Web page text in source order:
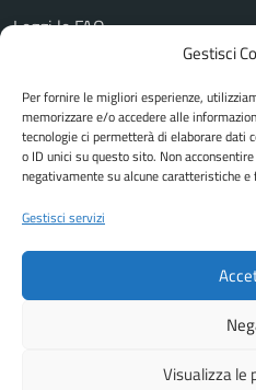
Gestisci
Per fornire le migliori esperienze,
memorizzare e/o accedere alle
tecnologie ci permetterà di elaborare dati
o ID unici su questo sito. Non
negativamente su alcune caratteristiche e
Gestisci servizi
Visualizza le
Leggi le FAQ
Prenotazione appuntamento
Richiesta assistenza
Amministrazione trasparente
Albo Pretorio
Informativa privacy
Informativa cookies
Dati DPO
Note legali